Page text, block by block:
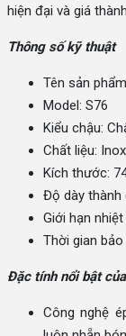
hiện đại và giá
Thông số kỹ thuật
Tên sản
Model: S76
Kiểu chậu:
Chất liệu:
Kích thước:
Độ dày thành
Giới hạn
Thời gian
Đặc tính nổi bật
Công nghệ